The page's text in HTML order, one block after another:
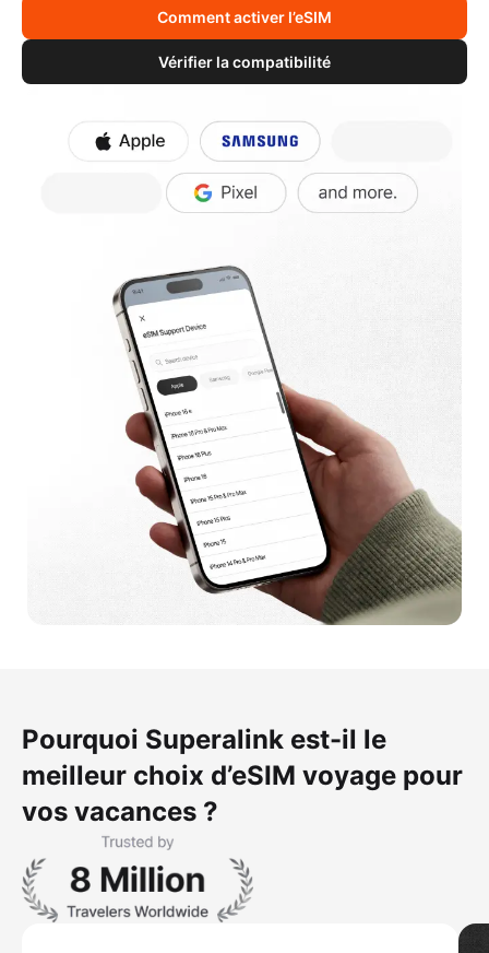
Comment activer l’eSIM
Vérifier la compatibilité
Pourquoi Superalink est-il le
meilleur choix d’eSIM voyage pour
vos vacances ?